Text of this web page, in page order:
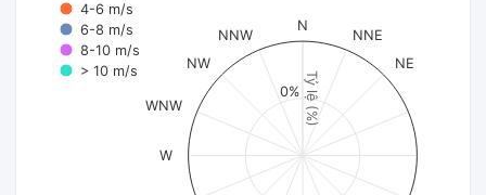
Tỷ lệ (%)
4-6 m/s
6-8 m/s
8-10 m/s
> 10 m/s
N
NNE
NE
W
WNW
NW
NNW
0%